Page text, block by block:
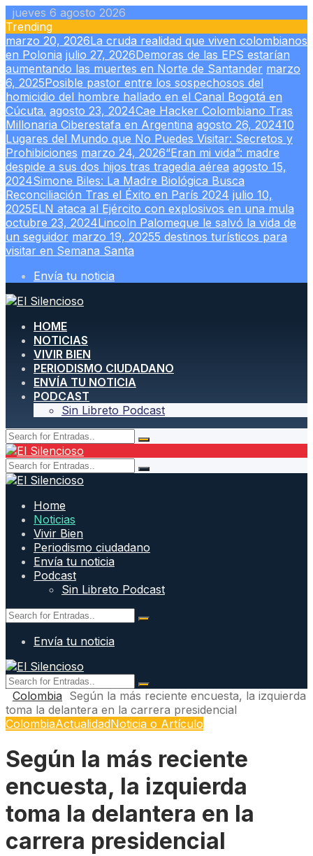
Skip
to
content
jueves 6 agosto 2026
Trending
marzo 20, 2026La cruda realidad que viven colombianos
en Polonia julio 27, 2026Demoras de las EPS estarían
aumentando las muertes en Norte de Santander marzo
6, 2025Posible pastor entre los sospechosos del
homicidio del hombre hallado en el Canal Bogotá en
Cúcuta. agosto 23, 2024Cae Hacker Colombiano Tras
Millonaria Ciberestafa en Argentina agosto 26, 202410
Lugares del Mundo que No Puedes Visitar: Secretos y
Prohibiciones marzo 24, 2026“Eran mi vida”: madre
despide a sus dos hijos tras tragedia aérea agosto 15,
2024Simone Biles: La Madre Biológica Busca
Reconciliación Tras el Éxito en París 2024 julio 10,
2025ELN ataca al Ejército con explosivos en una mula
octubre 23, 2024Lincoln Palomeque le salvó la vida de
un seguidor marzo 19, 20255 destinos turísticos para
visitar en Semana Santa
Envía tu noticia
HOME
NOTICIAS
VIVIR BIEN
PERIODISMO CIUDADANO
ENVÍA TU NOTICIA
PODCAST
Sin Libreto Podcast
Home
Noticias
Vivir Bien
Periodismo ciudadano
Envía tu noticia
Podcast
Sin Libreto Podcast
Envía tu noticia
Colombia Según la más reciente encuesta, la izquierda
toma la delantera en la carrera presidencial
ColombiaActualidadNoticia o Artículo
Según la más reciente
encuesta, la izquierda
toma la delantera en la
carrera presidencial